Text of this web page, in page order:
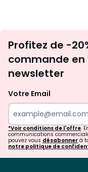
Profitez de -
commande
newsletter
Votre Email
*Voir conditions de l'offre.
communications
pouvez vous désabonner à
notre politique de